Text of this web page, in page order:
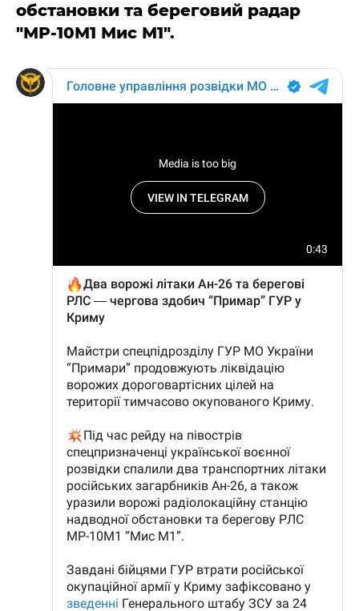
обстановки та береговий радар
"МР-10М1 Мис М1".